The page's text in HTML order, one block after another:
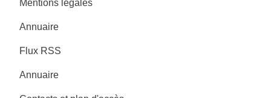
Mentions légales
Annuaire
Flux RSS
Annuaire